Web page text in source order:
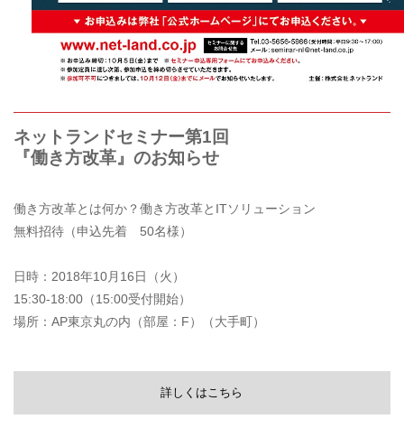
ネットランドセミナー第1回
『働き方改革』のお知らせ
働き方改革とは何か？働き方改革とITソリューション
無料招待（申込先着 50名様）
日時：2018年10月16日（火）
15:30-18:00（15:00受付開始）
場所：AP東京丸の内（部屋：F）（大手町）
詳しくはこちら